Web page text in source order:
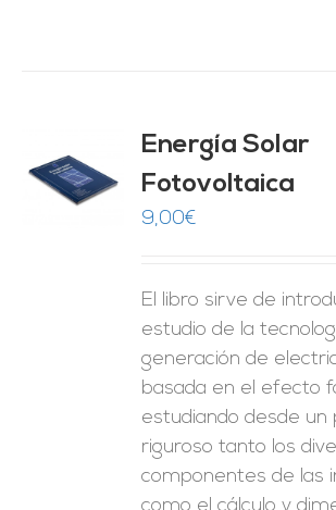
Energía Solar
Fotovoltaica
9,00€
El libro sirve de
estudio de la
generación de
basada en el efecto
estudiando desde un
riguroso tanto los
componentes de las